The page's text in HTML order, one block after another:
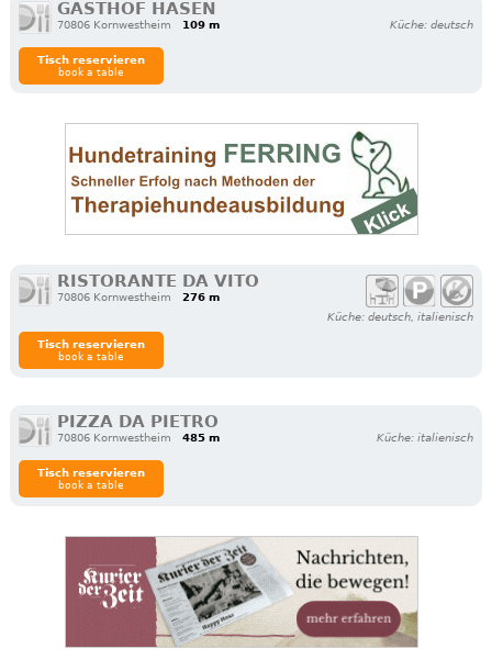
GASTHOF HASEN
70806 Kornwestheim 109 m Küche: deutsch
Tisch reservieren
book a table
RISTORANTE DA VITO
70806 Kornwestheim
276 m
Küche: deutsch, italienisch
Tisch reservieren
book a table
PIZZA DA PIETRO
70806 Kornwestheim 485 m Küche: italienisch
Tisch reservieren
book a table